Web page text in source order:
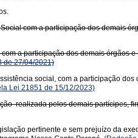
com a participação dos demais
a participação dos demais órgãos
de 27/04/2021)
social, com a participação
Lei 21851 de 15/12/2023)
realizada pelos demais partícipes,
pertinente e sem prejuízo da